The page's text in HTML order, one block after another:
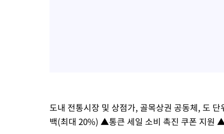
도내 전통시장 및 상점가, 골목상권 공동체, 도
백(최대 20%) ▲통큰 세일 소비 촉진 쿠폰 지원